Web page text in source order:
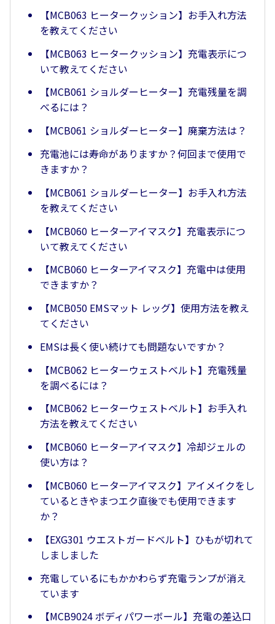
【MCB063 ヒータークッション】お手入れ方法
を教えてください
【MCB063 ヒータークッション】充電表示につ
いて教えてください
【MCB061 ショルダーヒーター】充電残量を調
べるには？
【MCB061 ショルダーヒーター】廃棄方法は？
充電池には寿命がありますか？何回まで使用で
きますか？
【MCB061 ショルダーヒーター】お手入れ方法
を教えてください
【MCB060 ヒーターアイマスク】充電表示につ
いて教えてください
【MCB060 ヒーターアイマスク】充電中は使用
できますか？
【MCB050 EMSマット レッグ】使用方法を教え
てください
EMSは長く使い続けても問題ないですか？
【MCB062 ヒーターウェストベルト】充電残量
を調べるには？
【MCB062 ヒーターウェストベルト】お手入れ
方法を教えてください
【MCB060 ヒーターアイマスク】冷却ジェルの
使い方は？
【MCB060 ヒーターアイマスク】アイメイクをし
ているときやまつエク直後でも使用できます
か？
【EXG301 ウエストガードベルト】ひもが切れて
しましました
充電しているにもかかわらず充電ランプが消え
ています
【MCB9024 ボディパワーボール】充電の差込口